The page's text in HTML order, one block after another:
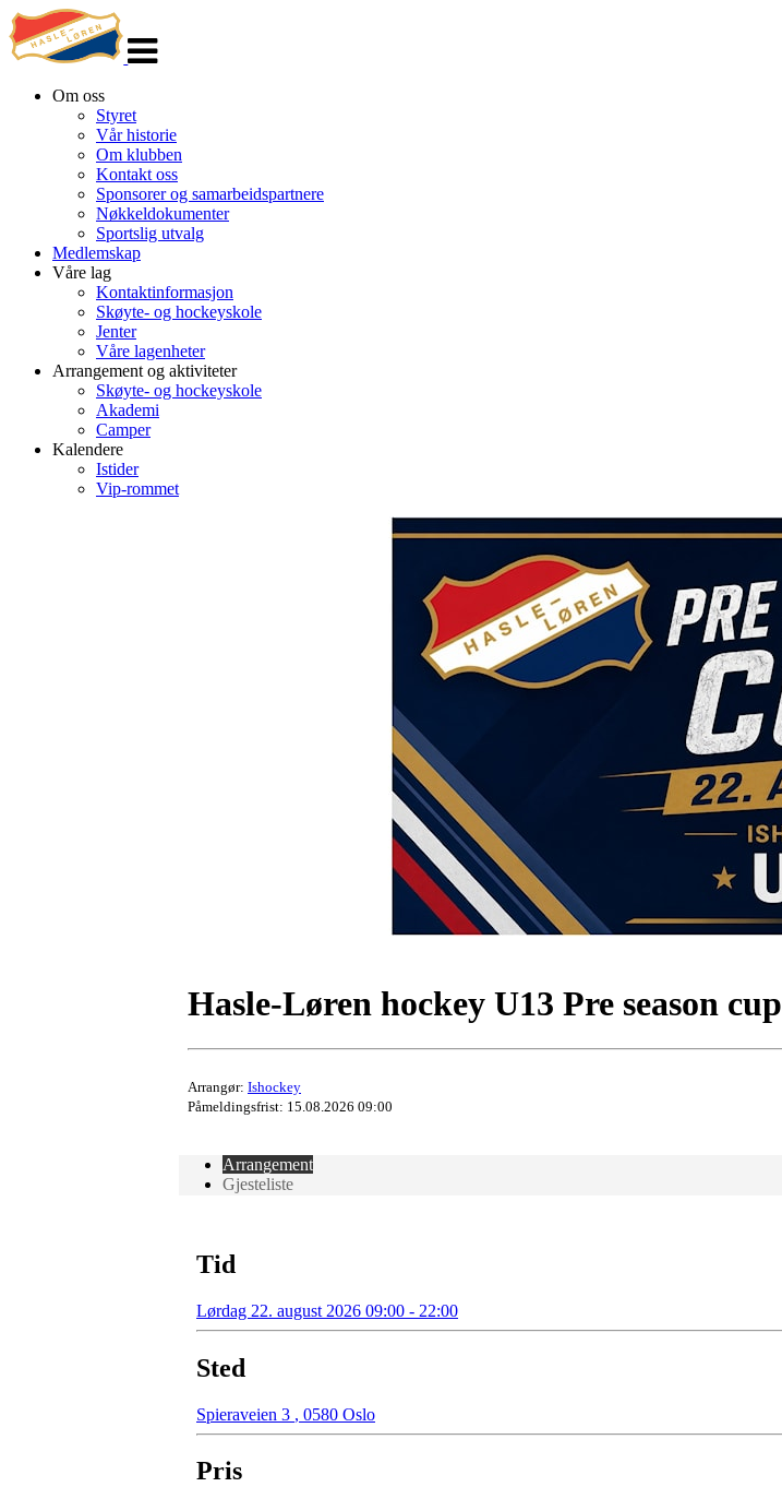
navigasjon
Om oss
Styret
Vår historie
Om klubben
Kontakt oss
Sponsorer og samarbeidspartnere
Nøkkeldokumenter
Sportslig utvalg
Medlemskap
Våre lag
Kontaktinformasjon
Skøyte- og hockeyskole
Jenter
Våre lagenheter
Arrangement og aktiviteter
Skøyte- og hockeyskole
Akademi
Camper
Kalendere
Istider
Vip-rommet
Hasle-Løren hockey U13 Pre season cup
Arrangør: Ishockey
Påmeldingsfrist: 15.08.2026 09:00
Arrangement
Gjesteliste
Tid
Lørdag 22. august 2026 09:00 - 22:00
Sted
Spieraveien 3 , 0580 Oslo
Pris